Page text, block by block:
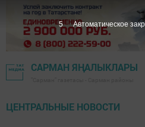
САРМАН ЯҢАЛЫКЛАРЫ
ЦЕНТРАЛЬНЫЕ НОВОСТИ
4 Автоматическое